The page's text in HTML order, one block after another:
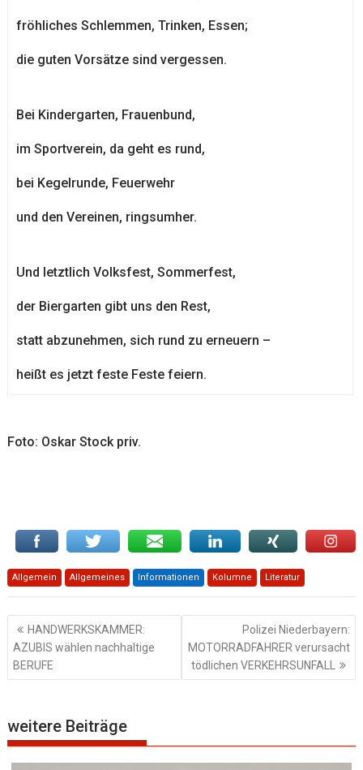
fröhliches Schlemmen, Trinken, Essen;
die guten Vorsätze sind vergessen.
Bei Kindergarten, Frauenbund,
im Sportverein, da geht es rund,
bei Kegelrunde, Feuerwehr
und den Vereinen, ringsumher.
Und letztlich Volksfest, Sommerfest,
der Biergarten gibt uns den Rest,
statt abzunehmen, sich rund zu erneuern –
heißt es jetzt feste Feste feiern.
Foto: Oskar Stock priv.
Allgemein Allgemeines Informationen Kolumne Literatur
Beitragsnavigation
HANDWERKSKAMMER:
AZUBIS wählen nachhaltige
BERUFE
Polizei Niederbayern:
MOTORRADFAHRER verursacht
tödlichen VERKEHRSUNFALL
weitere Beiträge